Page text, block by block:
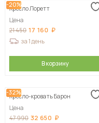
-20%
Кресло Лоретт
Цена
21 450 17 160
за 1 день
В корзину
-32%
Кресло-кровать Барон
Цена
47 990 32 650